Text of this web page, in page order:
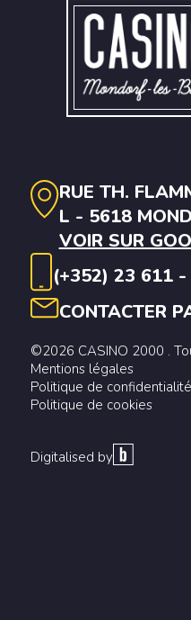
RUE TH.
L - 5618
VOIR SUR
(+352) 23 611 -
CONTACTER
©2026 CASINO 2000 .
Mentions légales
Politique de confidentialité
Politique de cookies
Digitalised by